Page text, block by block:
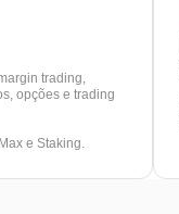
trading,
opções e trading
e Staking.